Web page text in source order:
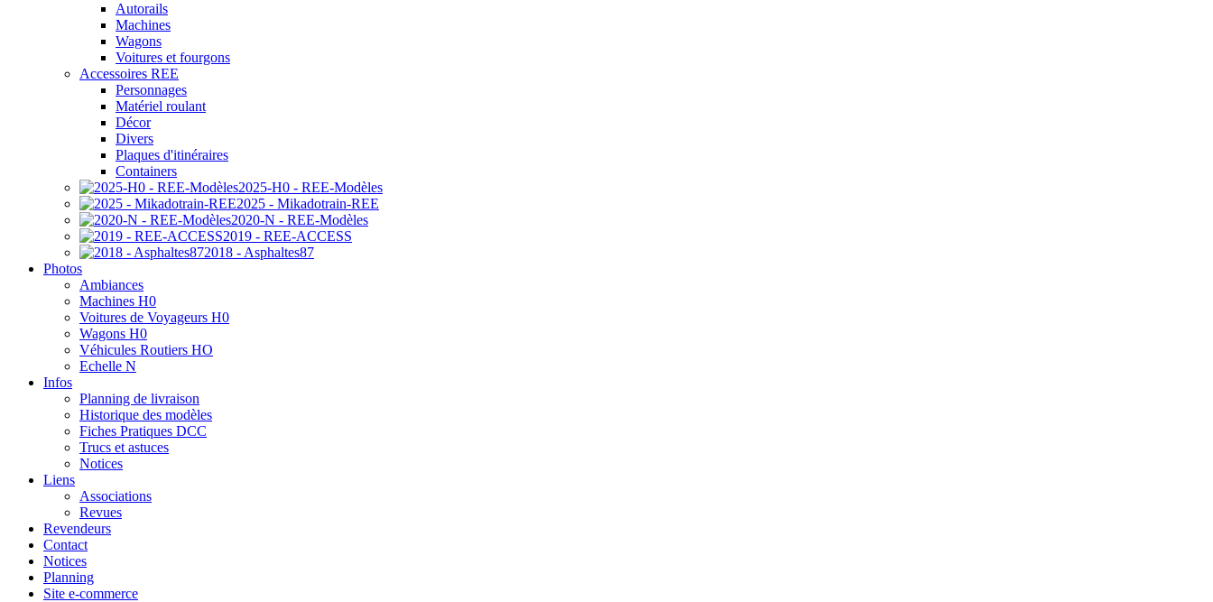
Autorails
Machines
Wagons
Voitures et fourgons
Accessoires REE
Personnages
Matériel roulant
Décor
Divers
Plaques d'itinéraires
Containers
2025-H0 - REE-Modèles
2025 - Mikadotrain-REE
2020-N - REE-Modèles
2019 - REE-ACCESS
2018 - Asphaltes87
Photos
Ambiances
Machines H0
Voitures de Voyageurs H0
Wagons H0
Véhicules Routiers HO
Echelle N
Infos
Planning de livraison
Historique des modèles
Fiches Pratiques DCC
Trucs et astuces
Notices
Liens
Associations
Revues
Revendeurs
Contact
Notices
Planning
Site e-commerce